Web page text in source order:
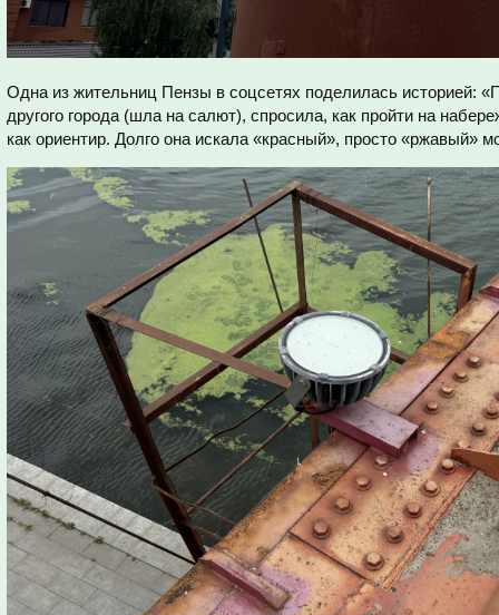
Одна из жительниц Пензы в соцсетях поделилась историей:
другого города (шла на салют), спросила, как пройти на
как ориентир. Долго она искала «красный», просто «ржавый»